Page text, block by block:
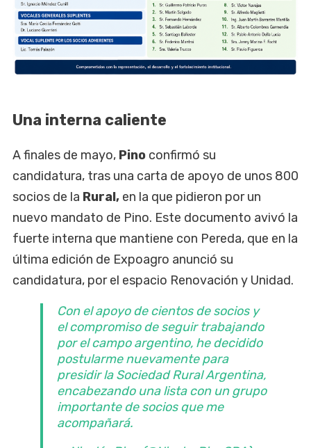
Una interna caliente
A finales de mayo, Pino confirmó su
candidatura, tras una carta de apoyo de unos 800
socios de la Rural, en la que pidieron por un
nuevo mandato de Pino. Este documento avivó la
fuerte interna que mantiene con Pereda, que en la
última edición de Expoagro anunció su
candidatura, por el espacio Renovación y Unidad.
Con el apoyo de cientos de socios y
el compromiso de seguir trabajando
por el campo argentino, he decidido
postularme nuevamente para
presidir la Sociedad Rural Argentina,
encabezando una lista con un grupo
importante de socios que me
acompañará.